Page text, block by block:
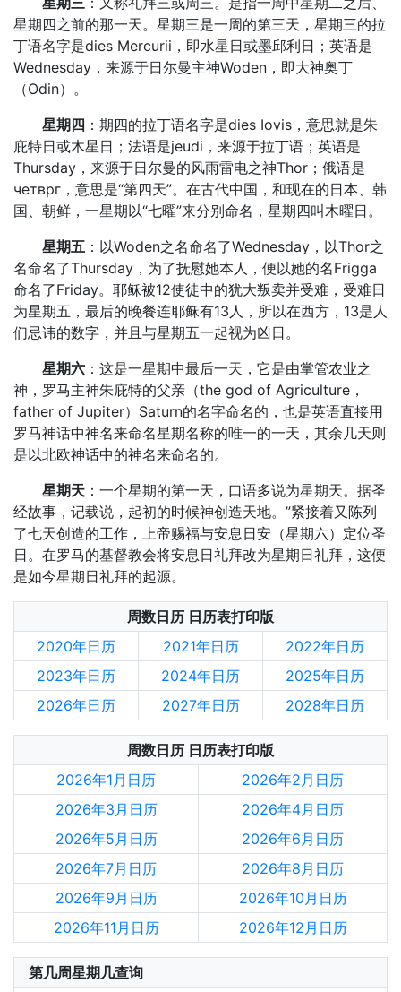
星期四之前的那一天。星期三是一周的第三天，星期三的拉
丁语名字是dies Mercurii，即水星日或墨邱利日；英语是
Wednesday，来源于日尔曼主神Woden，即大神奥丁
（Odin）。
星期四 ：期四的拉丁语名字是dies Iovis，意思就是朱
庇特日或木星日；法语是jeudi，来源于拉丁语；英语是
Thursday，来源于日尔曼的风雨雷电之神Thor；俄语是
четврг，意思是“第四天”。在古代中国，和现在的日本、韩
国、朝鲜，一星期以“七曜”来分别命名，星期四叫木曜日。
星期五 ：以Woden之名命名了Wednesday，以Thor之
名命名了Thursday，为了抚慰她本人，便以她的名Frigga
命名了Friday。耶稣被12使徒中的犹大叛卖并受难，受难日
为星期五，最后的晚餐连耶稣有13人，所以在西方，13是人
们忌讳的数字，并且与星期五一起视为凶日。
星期六 ：这是一星期中最后一天，它是由掌管农业之
神，罗马主神朱庇特的父亲（the god of Agriculture，
father of Jupiter）Saturn的名字命名的，也是英语直接用
罗马神话中神名来命名星期名称的唯一的一天，其余几天则
是以北欧神话中的神名来命名的。
星期天 ：一个星期的第一天，口语多说为星期天。据圣
经故事，记载说，起初的时候神创造天地。”紧接着又陈列
了七天创造的工作，上帝赐福与安息日安（星期六）定位圣
日。在罗马的基督教会将安息日礼拜改为星期日礼拜，这便
是如今星期日礼拜的起源。
周数日历 日历表打印版
2020年日历
2021年日历
2022年日历
2023年日历
2024年日历
2025年日历
2026年日历
2027年日历 2028年日历
周数日历 日历表打印版
2026年1月日历
2026年2月日历
2026年3月日历
2026年4月日历
2026年5月日历
2026年6月日历
2026年7月日历
2026年8月日历
2026年9月日历
2026年10月日历
2026年11月日历
2026年12月日历
第几周星期几查询